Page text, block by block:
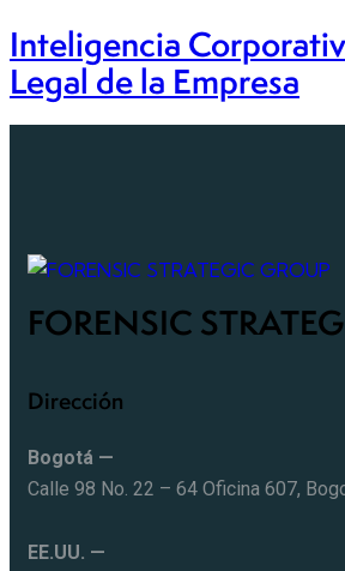
Inteligencia
Legal de la Empresa
FORENSIC
Dirección
Bogotá —
Calle 98 No. 22 – 64 Oficina 607,
EE.UU. —